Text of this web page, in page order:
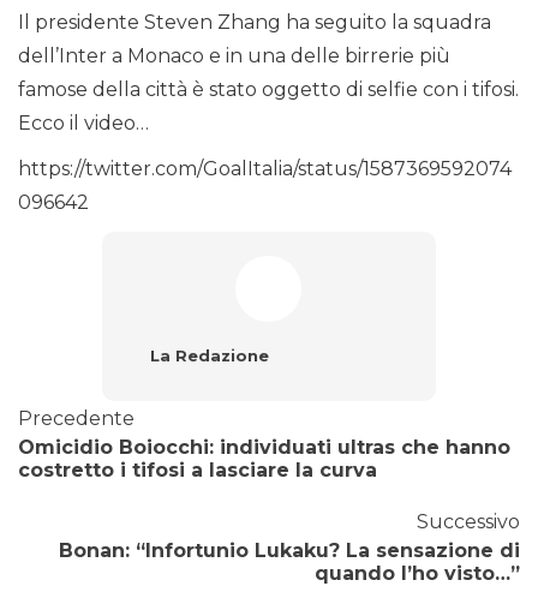
Il presidente Steven Zhang ha seguito la squadra
dell’Inter a Monaco e in una delle birrerie più
famose della città è stato oggetto di selfie con i tifosi.
Ecco il video…
https://twitter.com/GoalItalia/status/1587369592074
096642
La Redazione
Precedente
Omicidio Boiocchi: individuati ultras che hanno
costretto i tifosi a lasciare la curva
Successivo
Bonan: “Infortunio Lukaku? La sensazione di
quando l’ho visto…”